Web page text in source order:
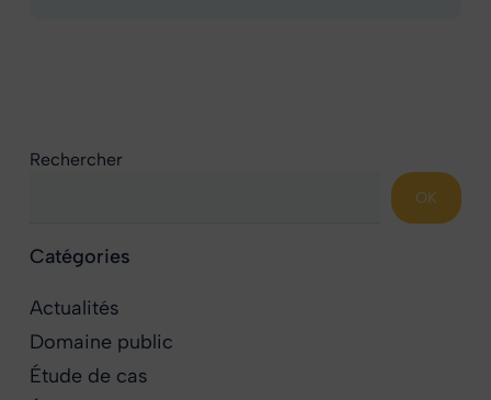
Rechercher
OK
Catégories
Actualités
Domaine public
Étude de cas